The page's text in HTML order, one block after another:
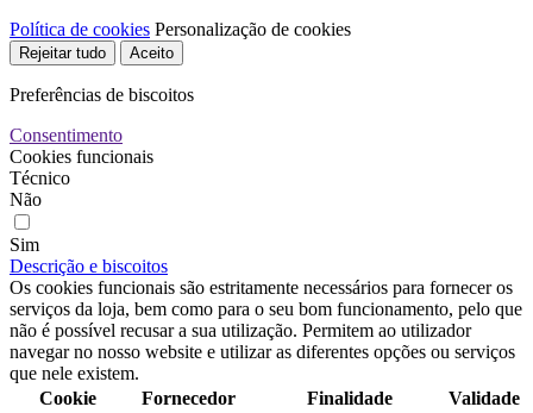
Política de cookies Personalização de cookies
Rejeitar tudo Aceito
Preferências de biscoitos
Consentimento
Cookies funcionais
Técnico
Não
Sim
Descrição e biscoitos
Os cookies funcionais são estritamente necessários para fornecer os
serviços da loja, bem como para o seu bom funcionamento, pelo que
não é possível recusar a sua utilização. Permitem ao utilizador
navegar no nosso website e utilizar as diferentes opções ou serviços
que nele existem.
Cookie
Fornecedor Finalidade Validade